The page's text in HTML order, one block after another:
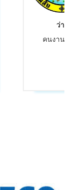
ว่าง
คนงานทั่